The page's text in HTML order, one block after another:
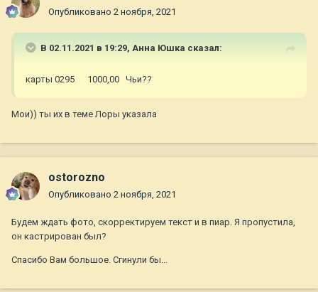
Опубликовано 2 ноября, 2021
В 02.11.2021 в 19:29, Анна Юшка сказал:
карты 0295 1000,00 Чьи??
Мои)) ты их в теме Лоры указала
ostorozno
Опубликовано 2 ноября, 2021
Будем ждать фото, скорректируем текст и в пиар. Я пропустила,
он кастрирован был?
Спасибо Вам большое. Сгинули бы...